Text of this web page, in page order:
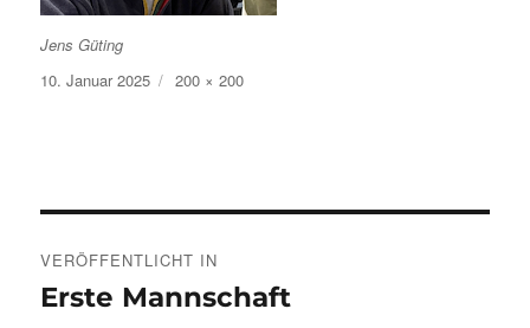
Jens Güting
Veröffentlicht
am
10. Januar 2025 Volle
Größe
200 × 200
VERÖFFENTLICHT IN
Erste Mannschaft